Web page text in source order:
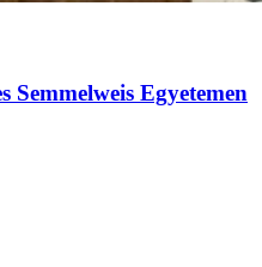
Semmelweis Egyetemen